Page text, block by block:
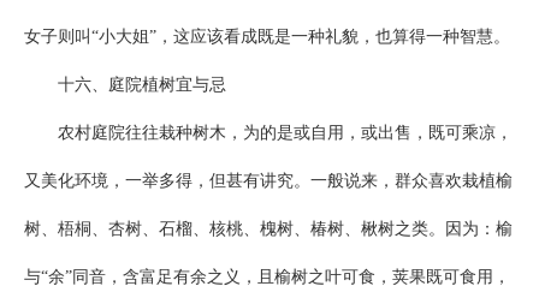
女子则叫“小大姐”，这应该看成既是一种礼貌，也算得一种智慧。
十六、庭院植树宜与忌
农村庭院往往栽种树木，为的是或自用，或出售，既可乘凉，
又美化环境，一举多得，但甚有讲究。一般说来，群众喜欢栽植榆
树、梧桐、杏树、石榴、核桃、槐树、椿树、楸树之类。因为：榆
与“余”同音，含富足有余之义，且榆树之叶可食，荚果既可食用，